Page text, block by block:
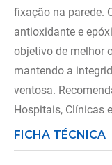
fixação na parede.
antioxidante e
objetivo de melhor
mantendo a
ventosa.
Hospitais, Clínicas
FICHA TÉCNICA